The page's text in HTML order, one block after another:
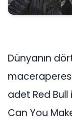
Dünyanın
adet Red Bull
Can You